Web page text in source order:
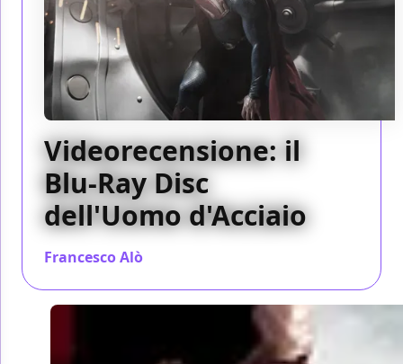
Videorecensione: il
Blu-Ray Disc
dell'Uomo d'Acciaio
Francesco Alò